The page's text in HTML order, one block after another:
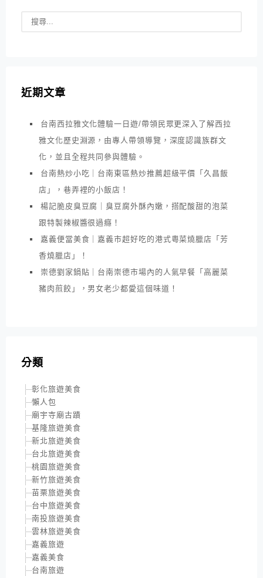
近期文章
台南西拉雅文化體驗一日遊/帶領民眾更深入了解西拉
雅文化歷史淵源，由專人帶領導覽，深度認識族群文
化，並且全程共同參與體驗。
台南熱炒小吃｜台南東區熱炒推薦超級平價「久昌飯
店」，巷弄裡的小飯店！
楊記脆皮臭豆腐｜臭豆腐外酥內嫩，搭配酸甜的泡菜
跟特製辣椒醬很過癮！
嘉義便當美食｜嘉義市超好吃的港式粵菜燒臘店「芳
香燒臘店」！
崇德劉家鍋貼｜台南崇德市場內的人氣早餐「高麗菜
豬肉煎餃」，男女老少都愛這個味道！
分類
彰化旅遊美食
懶人包
廟宇寺廟古蹟
基隆旅遊美食
新北旅遊美食
台北旅遊美食
桃園旅遊美食
新竹旅遊美食
苗栗旅遊美食
台中旅遊美食
南投旅遊美食
雲林旅遊美食
嘉義旅遊
嘉義美食
台南旅遊